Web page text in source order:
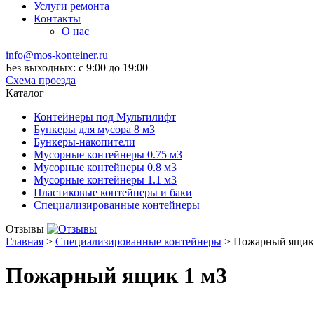
Услуги ремонта
Контакты
О нас
info@mos-konteiner.ru
Без выходных: с 9:00 до 19:00
Схема проезда
Каталог
Контейнеры под Мультилифт
Бункеры для мусора 8 м3
Бункеры-накопители
Мусорные контейнеры 0.75 м3
Мусорные контейнеры 0.8 м3
Мусорные контейнеры 1.1 м3
Пластиковые контейнеры и баки
Специализированные контейнеры
Отзывы
Главная > Специализированные контейнеры > Пожарный
Пожарный ящик 1 м3